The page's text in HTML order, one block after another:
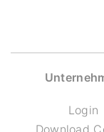
Login
Download